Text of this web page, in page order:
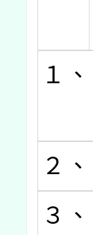
１、
２、
３、